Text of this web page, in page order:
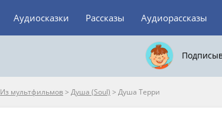
Аудиосказки Рассказы Аудиорассказы
Из мультфильмов> Душа (Soul) > Душа Терри